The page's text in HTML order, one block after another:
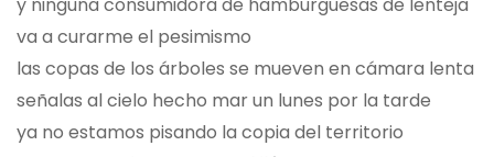
va a curarme el pesimismo
las copas de los árboles se mueven en cámara lenta
señalas al cielo hecho mar un lunes por la tarde
ya no estamos pisando la copia del territorio